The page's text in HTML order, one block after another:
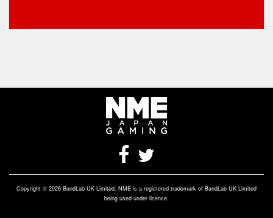
Copyright © 2026 BandLab UK Limited. NME is a registered trademark of BandLab UK Limited
being used under licence.